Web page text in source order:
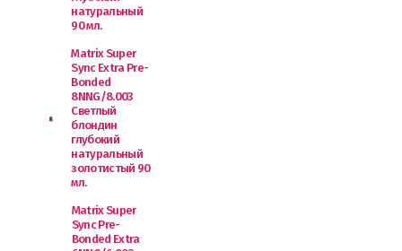
натуральный
90 мл.
Matrix Super
Sync Extra Pre-
Bonded
8NNG/8.003
Светлый
блондин
глубокий
натуральный
золотистый 90
мл.
Matrix Super
Sync Pre-
Bonded Extra